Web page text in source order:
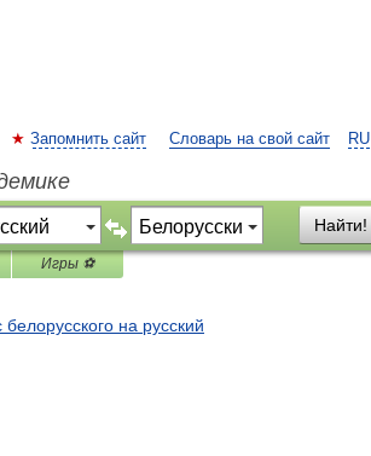
RU
Запомнить сайт Словарь на свой сайт
Найти!
Игры ⚽
белорусского на русский